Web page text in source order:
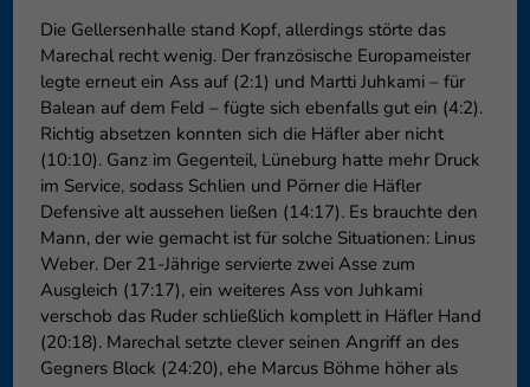
Die Gellersenhalle stand Kopf, allerdings störte das
Marechal recht wenig. Der französische Europameister
legte erneut ein Ass auf (2:1) und Martti Juhkami – für
Balean auf dem Feld – fügte sich ebenfalls gut ein (4:2).
Richtig absetzen konnten sich die Häfler aber nicht
(10:10). Ganz im Gegenteil, Lüneburg hatte mehr Druck
im Service, sodass Schlien und Pörner die Häfler
Defensive alt aussehen ließen (14:17). Es brauchte den
Mann, der wie gemacht ist für solche Situationen: Linus
Weber. Der 21-Jährige servierte zwei Asse zum
Ausgleich (17:17), ein weiteres Ass von Juhkami
verschob das Ruder schließlich komplett in Häfler Hand
(20:18). Marechal setzte clever seinen Angriff an des
Gegners Block (24:20), ehe Marcus Böhme höher als